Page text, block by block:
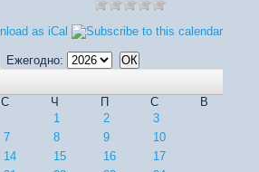
Ежегодно:
С Ч П С
В
1
2
3
7 8 9
10
14 15 16
17